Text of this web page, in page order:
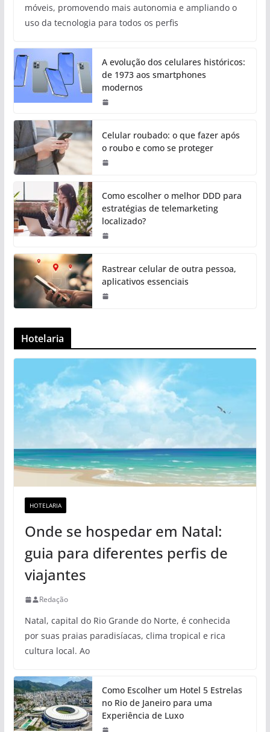
móveis, promovendo mais autonomia e ampliando o
uso da tecnologia para todos os perfis
A evolução dos celulares históricos:
de 1973 aos smartphones
modernos
Celular roubado: o que fazer após
o roubo e como se proteger
Como escolher o melhor DDD para
estratégias de telemarketing
localizado?
Rastrear celular de outra pessoa,
aplicativos essenciais
Hotelaria
HOTELARIA
Onde se hospedar em Natal:
guia para diferentes perfis de
viajantes
Redação
Natal, capital do Rio Grande do Norte, é conhecida
por suas praias paradisíacas, clima tropical e rica
cultura local. Ao
Como Escolher um Hotel 5 Estrelas
no Rio de Janeiro para uma
Experiência de Luxo